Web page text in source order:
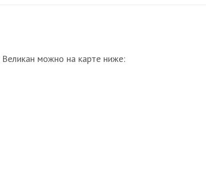
можно на карте ниже: